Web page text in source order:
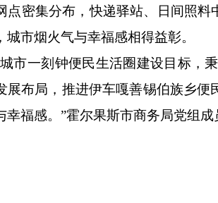
点密集分布，快递驿站、日间照
城市烟火气与幸福感相得益彰。
市一刻钟便民生活圈建设目标，
展布局，推进伊车嘎善锡伯族乡
幸福感。”霍尔果斯市商务局党组